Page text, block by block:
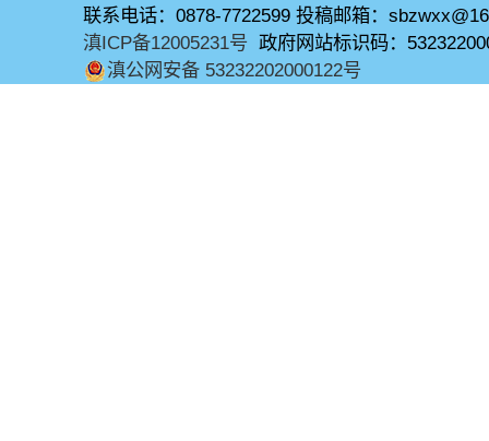
联系电话：0878-7722599 投稿邮箱：
滇ICP备12005231号 政府网站标识码：
滇公网安备 53232202000122号